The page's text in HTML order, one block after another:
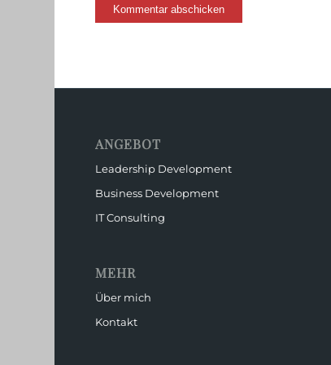
ANGEBOT
Leadership Development
Business Development
IT Consulting
MEHR
Über mich
Kontakt